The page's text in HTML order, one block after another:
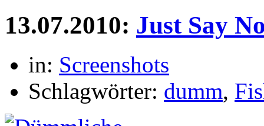
13.07.2010: Just Say
in: Screenshots
Schlagwörter: dumm,